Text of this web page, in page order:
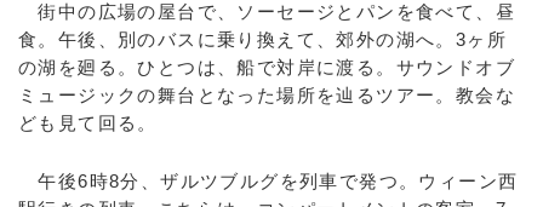
街中の広場の屋台で、ソーセージとパンを食べて、昼
食。午後、別のバスに乗り換えて、郊外の湖へ。3ヶ所
の湖を廻る。ひとつは、船で対岸に渡る。サウンドオブ
ミュージックの舞台となった場所を辿るツアー。教会な
ども見て回る。
午後6時8分、ザルツブルグを列車で発つ。ウィーン西